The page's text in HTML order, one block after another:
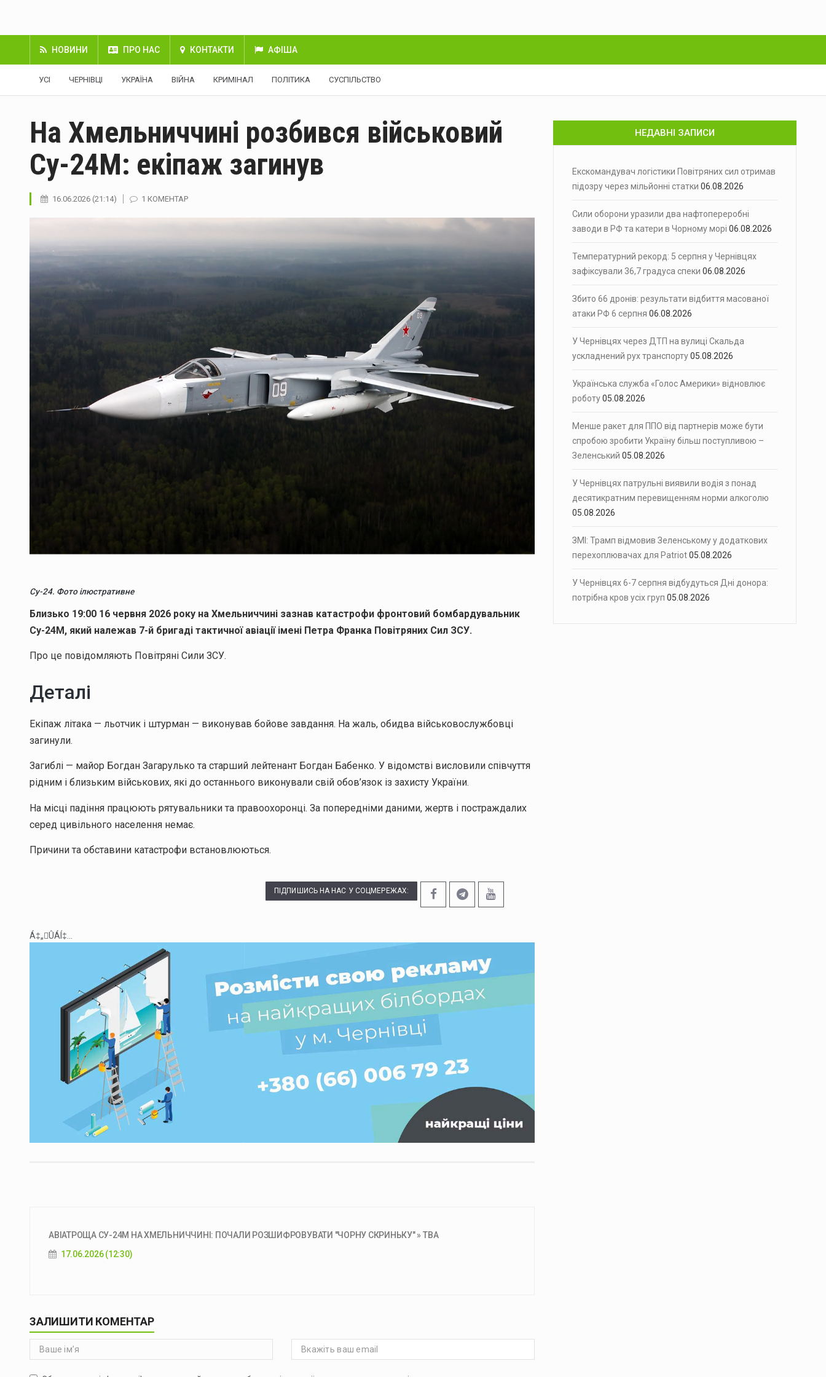
НОВИНИ ПРО НАС КОНТАКТИ АФІША
УСІ ЧЕРНІВЦІ УКРАЇНА ВІЙНА КРИМІНАЛ ПОЛІТИКА СУСПІЛЬСТВО
На Хмельниччині розбився військовий
Су-24М: екіпаж загинув
16.06.2026 (21:14) 1 КОМЕНТАР
Су-24. Фото ілюстративне
Близько 19:00 16 червня 2026 року на Хмельниччині зазнав катастрофи фронтовий бомбардувальник
Су-24М, який належав 7-й бригаді тактичної авіації імені Петра Франка Повітряних Сил ЗСУ.
Про це повідомляють Повітряні Сили ЗСУ.
Деталі
Екіпаж літака — льотчик і штурман — виконував бойове завдання. На жаль, обидва військовослужбовці
загинули.
Загиблі — майор Богдан Загарулько та старший лейтенант Богдан Бабенко. У відомстві висловили співчуття
рідним і близьким військових, які до останнього виконували свій обов’язок із захисту України.
На місці падіння працюють рятувальники та правоохоронці. За попередніми даними, жертв і постраждалих
серед цивільного населення немає.
Причини та обставини катастрофи встановлюються.
ПІДПИШИСЬ НА НАС У СОЦМЕРЕЖАХ:
Á‡„ÛÁÍ‡...
АВІАТРОЩА СУ-24М НА ХМЕЛЬНИЧЧИНІ: ПОЧАЛИ РОЗШИФРОВУВАТИ "ЧОРНУ СКРИНЬКУ" » ТВА
17.06.2026 (12:30)
ЗАЛИШИТИ КОМЕНТАР
НЕДАВНІ ЗАПИСИ
Екскомандувач логістики Повітряних сил отримав
підозру через мільйонні статки 06.08.2026
Сили оборони уразили два нафтопереробні
заводи в РФ та катери в Чорному морі 06.08.2026
Температурний рекорд: 5 серпня у Чернівцях
зафіксували 36,7 градуса спеки 06.08.2026
Збито 66 дронів: результати відбиття масованої
атаки РФ 6 серпня 06.08.2026
У Чернівцях через ДТП на вулиці Скальда
ускладнений рух транспорту05.08.2026
Українська служба «Голос Америки» відновлює
роботу05.08.2026
Менше ракет для ППО від партнерів може бути
спробою зробити Україну більш поступливою –
Зеленський 05.08.2026
У Чернівцях патрульні виявили водія з понад
десятикратним перевищенням норми алкоголю
05.08.2026
ЗМІ: Трамп відмовив Зеленському у додаткових
перехоплювачах для Patriot05.08.2026
У Чернівцях 6-7 серпня відбудуться Дні донора:
потрібна кров усіх груп 05.08.2026